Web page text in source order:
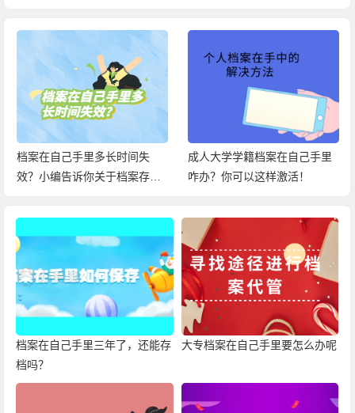
档案在自己手里多长时间失
效？小编告诉你关于档案存放
成人大学学籍档案在自己手里
咋办？你可以这样激活！
档案在自己手里三年了，还能存
档吗？
大专档案在自己手里要怎么办呢